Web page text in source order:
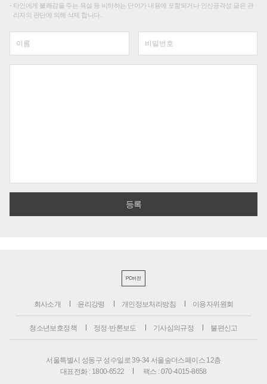
타인에게 불쾌감을 주는 욕설 등 비하하는 단어가 내용에 포함되거나 인신공격성 글은 관
리자의 판단에 의해 삭제 합니다.
PC버전
회사소개 윤리강령 개인정보처리방침 이용자위원회
청소년보호정책 정정·반론보도 기사심의규정 불편신고
서울특별시 성동구 성수일로 39-34 서울숲더스페이스 12층
대표전화 : 1800-6522
팩스 : 070-4015-8658